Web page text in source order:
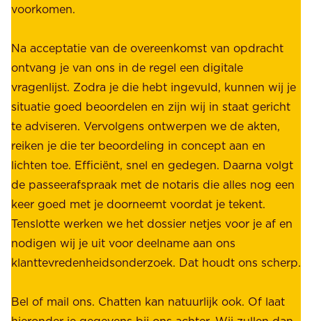
i
j
b
i
e
d
e
n
r
u
s
t
b
g
n
v
o
o
r
o
n
z
e
s
t
a
e
voorkomen.
Na acceptatie van de overeenkomst van opdracht
ontvang je van ons in de regel een digitale
vragenlijst. Zodra je die hebt ingevuld, kunnen wij je
situatie goed beoordelen en zijn wij in staat gericht
te adviseren. Vervolgens ontwerpen we de akten,
reiken je die ter beoordeling in concept aan en
lichten toe. Efficiënt, snel en gedegen. Daarna volgt
de passeerafspraak met de notaris die alles nog een
keer goed met je doorneemt voordat je tekent.
Tenslotte werken we het dossier netjes voor je af en
nodigen wij je uit voor deelname aan ons
klanttevredenheidsonderzoek. Dat houdt ons scherp.
Bel of mail ons. Chatten kan natuurlijk ook. Of laat